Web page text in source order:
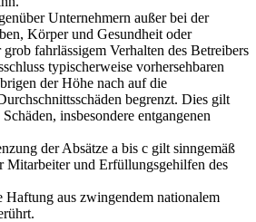
Unternehmern außer bei der
Körper und Gesundheit oder
fahrlässigem Verhalten des Betreibers
typischerweise vorhersehbaren
der Höhe nach auf die
begrenzt. Dies gilt
insbesondere entgangenen
der Absätze a bis c gilt sinngemäß
Mitarbeiter und Erfüllungsgehilfen des
Haftung aus zwingendem nationalem